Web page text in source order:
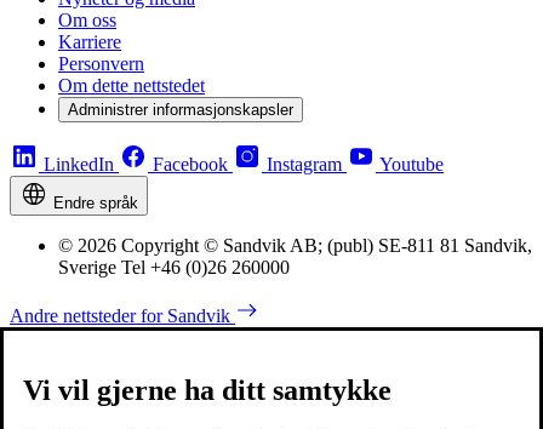
Om oss
Karriere
Personvern
Om dette nettstedet
Administrer informasjonskapsler
LinkedIn Facebook Instagram Youtube
Endre språk
© 2026 Copyright © Sandvik AB; (publ) SE-811 81 Sandvik,
Sverige Tel +46 (0)26 260000
Andre nettsteder for Sandvik
Vi vil gjerne ha ditt samtykke